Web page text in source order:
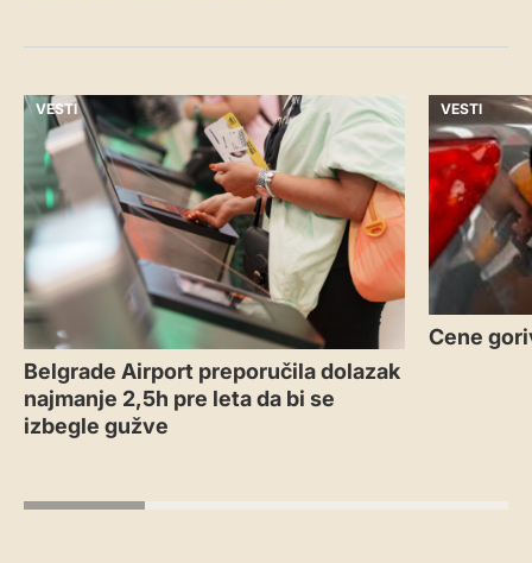
VESTI
Belgrade Airport preporučila dolazak
najmanje 2,5h pre leta da bi se
izbegle gužve
VESTI
Cene